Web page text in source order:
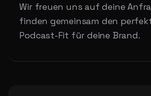
Wir freuen uns auf deine
finden gemeinsam den
Podcast-Fit für deine Brand.